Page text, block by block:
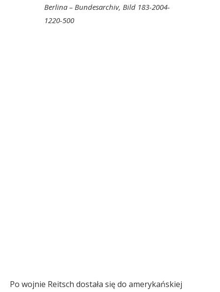
Berlina – Bundesarchiv, Bild 183-2004-
1220-500
Po wojnie Reitsch dostała się do amerykańskiej